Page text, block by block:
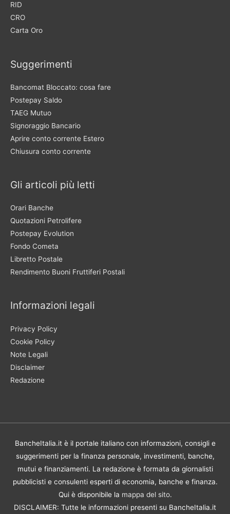
RID
CRO
Carta Oro
Suggerimenti
Bancomat Bloccato: cosa fare
Postepay Saldo
TAEG Mutuo
Signoraggio Bancario
Aprire conto corrente Estero
Chiusura conto corrente
Gli articoli più letti
Orari Banche
Quotazioni Petrolifere
Postepay Evolution
Fondo Cometa
Libretto Postale
Rendimento Buoni Fruttiferi Postali
Informazioni legali
Privacy Policy
Cookie Policy
Note Legali
Disclaimer
Redazione
BancheItalia.it è il portale italiano con informazioni, consigli e
suggerimenti per la finanza personale, investimenti, banche,
mutui e finanziamenti. La redazione è formata da giornalisti
pubblicisti e consulenti esperti di economia, banche e finanza.
Qui è disponibile la mappa del sito.
DISCLAIMER: Tutte le informazioni presenti su BancheItalia.it